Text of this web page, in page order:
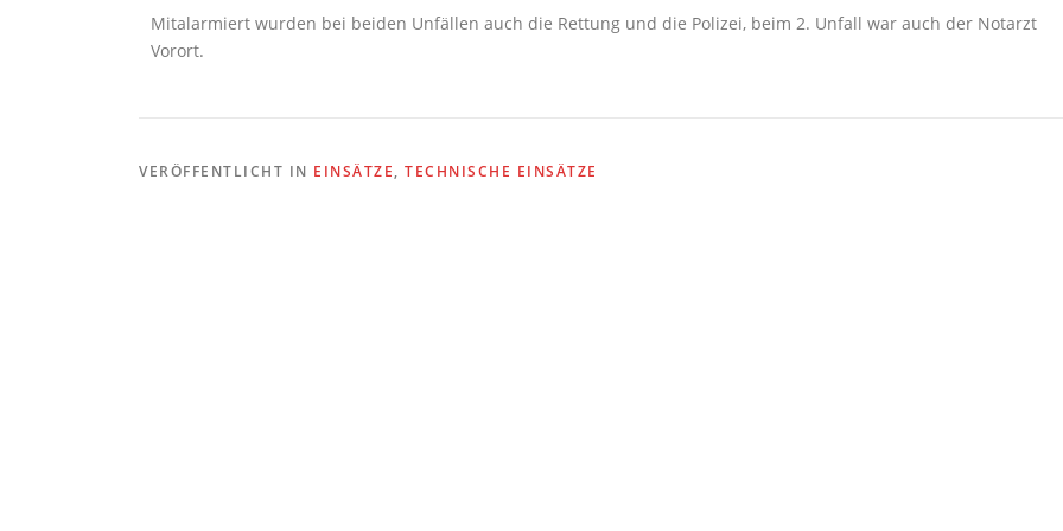
Mitalarmiert wurden bei beiden Unfällen auch die Rettung und die Polizei, beim 2. Unfall war auch der Notarzt
Vorort.
VERÖFFENTLICHT IN EINSÄTZE, TECHNISCHE EINSÄTZE